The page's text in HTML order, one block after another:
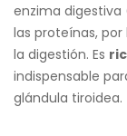
enzima
las proteínas,
la digestión. Es
indispensable
glándula tiroidea.